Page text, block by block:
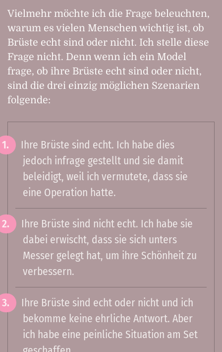
Vielmehr möchte ich die Frage beleuchten,
warum es vielen Menschen wichtig ist, ob
Brüste echt sind oder nicht. Ich stelle diese
Frage nicht. Denn wenn ich ein Model
frage, ob ihre Brüste echt sind oder nicht,
sind die drei einzig möglichen Szenarien
folgende:
Ihre Brüste sind echt. Ich habe dies
jedoch infrage gestellt und sie damit
beleidigt, weil ich vermutete, dass sie
eine Operation hatte.
Ihre Brüste sind nicht echt. Ich habe sie
dabei erwischt, dass sie sich unters
Messer gelegt hat, um ihre Schönheit zu
verbessern.
Ihre Brüste sind echt oder nicht und ich
bekomme keine ehrliche Antwort. Aber
ich habe eine peinliche Situation am Set